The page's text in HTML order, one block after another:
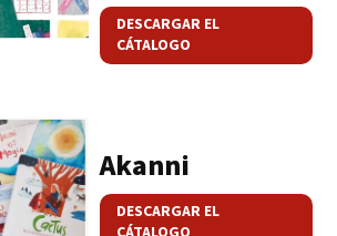
DESCARGAR EL
CÁTALOGO
Akanni
DESCARGAR EL